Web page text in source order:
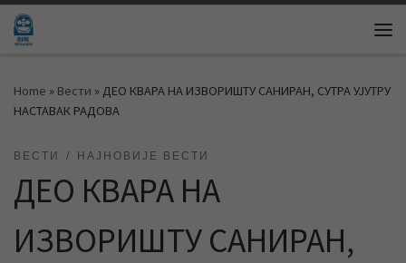
Skip to content
Home » Вести » ДЕО КВАРА НА ИЗВОРИШТУ САНИРАН, СУТРА УЈУТРУ
НАСТАВАК РАДОВА
ВЕСТИ НАЈНОВИЈЕ ВЕСТИ
ДЕО КВАРА НА
ИЗВОРИШТУ САНИРАН,